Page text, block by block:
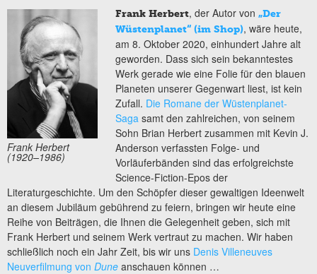
Frank Herbert
(1920–1986)
Frank Herbert, der Autor von„Der
Wüstenplanet“ (im Shop), wäre heute,
am 8. Oktober 2020, einhundert Jahre alt
geworden. Dass sich sein bekanntestes
Werk gerade wie eine Folie für den blauen
Planeten unserer Gegenwart liest, ist kein
Zufall. Die Romane der Wüstenplanet-
Saga samt den zahlreichen, von seinem
Sohn Brian Herbert zusammen mit Kevin J.
Anderson verfassten Folge- und
Vorläuferbänden sind das erfolgreichste
Science-Fiction-Epos der
Literaturgeschichte. Um den Schöpfer dieser gewaltigen Ideenwelt
an diesem Jubiläum gebührend zu feiern, bringen wir heute eine
Reihe von Beiträgen, die Ihnen die Gelegenheit geben, sich mit
Frank Herbert und seinem Werk vertraut zu machen. Wir haben
schließlich noch ein Jahr Zeit, bis wir uns Denis Villeneuves
Neuverfilmung von Dune anschauen können …